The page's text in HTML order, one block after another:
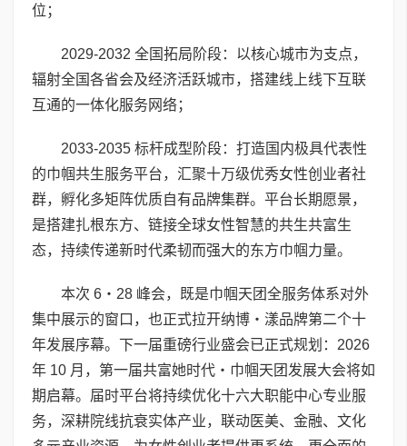
位；
2029-2032 全国拓局阶段：以核心城市为支点，
辐射全国各省会及经济活跃城市，搭建线上线下互联
互通的一体化服务网络；
2033-2035 标杆成型阶段：打造国内极具代表性
的巾帼共生服务平台，汇聚十万级优秀女性创业者社
群，孵化多矩阵优质自有品牌集群。平台长期愿景，
是搭建扎根东方、链接全球女性智慧的共生共富生
态，持续传递新时代柔韧而强大的东方巾帼力量。
本次 6・28 峰会，既是巾帼天团全服务体系对外
集中展示的窗口，也正式拉开纳博・漾品牌第二个十
年发展序幕。下一届重磅行业盛会已正式规划：2026
年 10 月，第一届共富她时代・巾帼天团发展大会将如
期启幕。届时平台将持续优化十六大职能中心专业服
务，深耕院线抗衰实体产业，联动医美、金融、文化